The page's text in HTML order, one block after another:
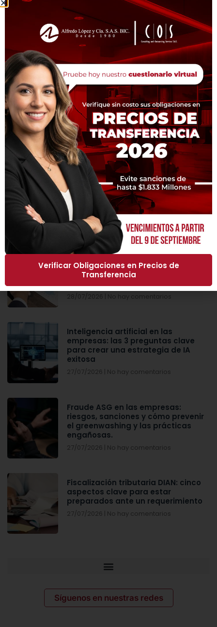
EXTRACTO FISCAL Y LEGAL AÑO 2025
CONTINUAR LEYENDO
2 3 4 5 7 8 9 10 11 12
13
14
15 16 17 18 19 20 21 22 23 24
26 27 28 29 30 31 32 33 34
36
37 38 39 41 42 43 44
46
47 48 49 51
Post recientes
Normas Internacionales de
Auditoría (NIA): cambios clave,
enfoque basado en riesgos e
impacto para las empresas
28/07/2026 No hay comentarios
Inteligencia artificial en las
empresas: las 3 preguntas clave
para crear una estrategia de IA
exitosa
27/07/2026 No hay comentarios
Fraude ASG en las empresas:
riesgos, sanciones y cómo prevenir
el greenwashing y las prácticas
engañosas.
27/07/2026 No hay comentarios
Fiscalización tributaria DIAN: cinco
aspectos clave para estar
preparados ante un requerimiento
27/07/2026 No hay comentarios
Síguenos en nuestras redes
Verificar Obligaciones en Precios de
Transferencia